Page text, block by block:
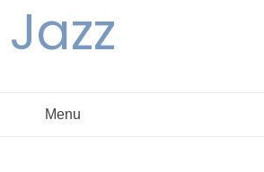
Jazz
Menu